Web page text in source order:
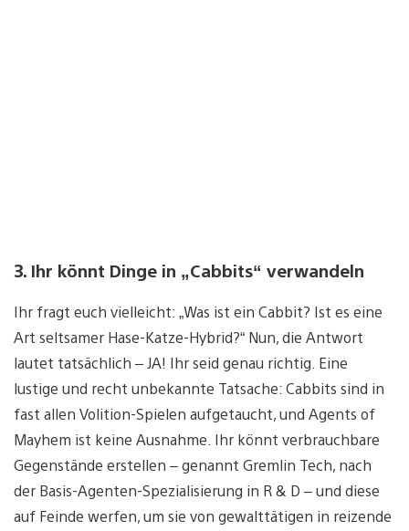
3. Ihr könnt Dinge in „Cabbits“ verwandeln
Ihr fragt euch vielleicht: „Was ist ein Cabbit? Ist es eine
Art seltsamer Hase-Katze-Hybrid?“ Nun, die Antwort
lautet tatsächlich – JA! Ihr seid genau richtig. Eine
lustige und recht unbekannte Tatsache: Cabbits sind in
fast allen Volition-Spielen aufgetaucht, und Agents of
Mayhem ist keine Ausnahme. Ihr könnt verbrauchbare
Gegenstände erstellen – genannt Gremlin Tech, nach
der Basis-Agenten-Spezialisierung in R & D – und diese
auf Feinde werfen, um sie von gewalttätigen in reizende